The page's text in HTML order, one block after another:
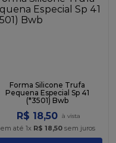
Forma Silicone Trufa
Pequena Especial Sp 41
(*3501) Bwb
R$ 18,50
em até 1x R$ 18,50sem juros